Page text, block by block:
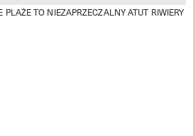
PLAŻE TO NIEZAPRZECZALNY ATUT RIWIERY